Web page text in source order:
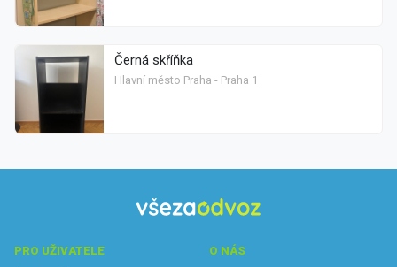
Černá skříňka
Hlavní město Praha - Praha 1
PRO UŽIVATELE
O NÁS